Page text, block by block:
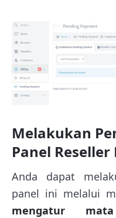
Melakukan
Panel
Anda dapat
panel ini melalui
mengatur